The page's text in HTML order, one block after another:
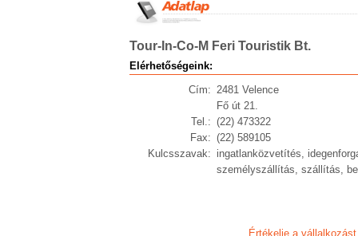
Tour-In-Co-M Feri Touristik Bt.
Elérhetőségeink:
Cím: 2481 Velence
Fő út 21.
Tel.: (22) 473322
Fax: (22) 589105
Kulcsszavak: ingatlanközvetítés,
személyszállítás, szállítás,
Értékelje a